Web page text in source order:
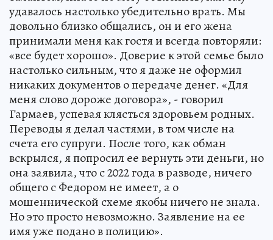
удавалось настолько убедительно врать. Мы
довольно близко общались, он и его жена
принимали меня как гостя и всегда повторяли:
«все будет хорошо». Доверие к этой семье было
настолько сильным, что я даже не оформил
никаких документов о передаче денег. «Для
меня слово дороже договора», - говорил
Гармаев, успевая клясться здоровьем родных.
Переводы я делал частями, в том числе на
счета его супруги. После того, как обман
вскрылся, я попросил ее вернуть эти деньги, но
она заявила, что с 2022 года в разводе, ничего
общего с Федором не имеет, а о
мошеннической схеме якобы ничего не знала.
Но это просто невозможно. Заявление на ее
имя уже подано в полицию».